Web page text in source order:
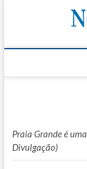
Praia Grande é
Divulgação)